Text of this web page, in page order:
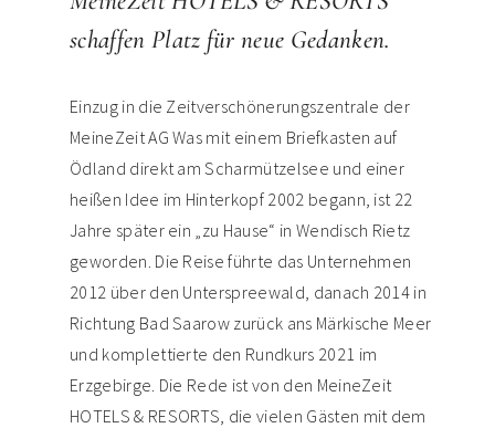
schaffen Platz für neue Gedanken.
Einzug in die Zeitverschönerungszentrale der
MeineZeit AG Was mit einem Briefkasten auf
Ödland direkt am Scharmützelsee und einer
heißen Idee im Hinterkopf 2002 begann, ist 22
Jahre später ein „zu Hause“ in Wendisch Rietz
geworden. Die Reise führte das Unternehmen
2012 über den Unterspreewald, danach 2014 in
Richtung Bad Saarow zurück ans Märkische Meer
und komplettierte den Rundkurs 2021 im
Erzgebirge. Die Rede ist von den MeineZeit
HOTELS & RESORTS, die vielen Gästen mit dem